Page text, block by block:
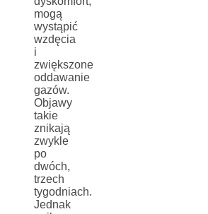
mogą
wystąpić
wzdęcia
i
zwiększone
oddawanie
gazów.
Objawy
takie
znikają
zwykle
po
dwóch,
trzech
tygodniach.
Jednak